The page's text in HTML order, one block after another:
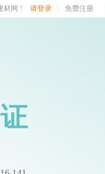
材网 ! 请登录 免费注册